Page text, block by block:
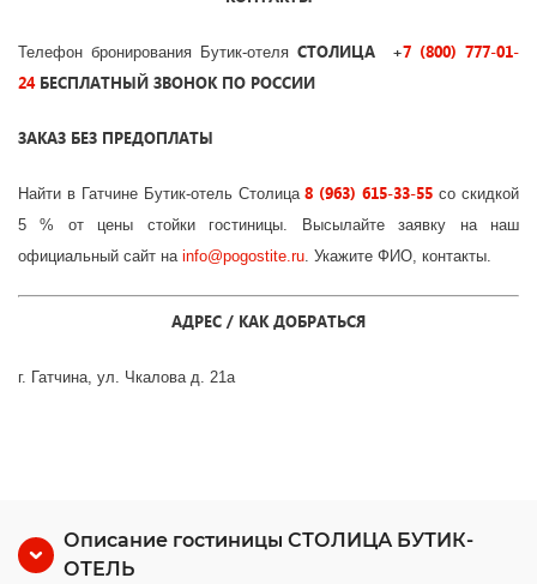
Телефон бронирования Бутик-отеля СТОЛИЦА +7 (800) 777-01-
24 БЕСПЛАТНЫЙ ЗВОНОК ПО РОССИИ
ЗАКАЗ БЕЗ ПРЕДОПЛАТЫ
Найти в Гатчине Бутик-отель Столица8 (963) 615-33-55 со скидкой
5 % от цены стойки гостиницы. Высылайте заявку на наш
официальный сайт на info@pogostite.ru. Укажите ФИО, контакты.
АДРЕС / КАК ДОБРАТЬСЯ
г. Гатчина, ул. Чкалова д. 21а
Описание гостиницы СТОЛИЦА БУТИК-
ОТЕЛЬ